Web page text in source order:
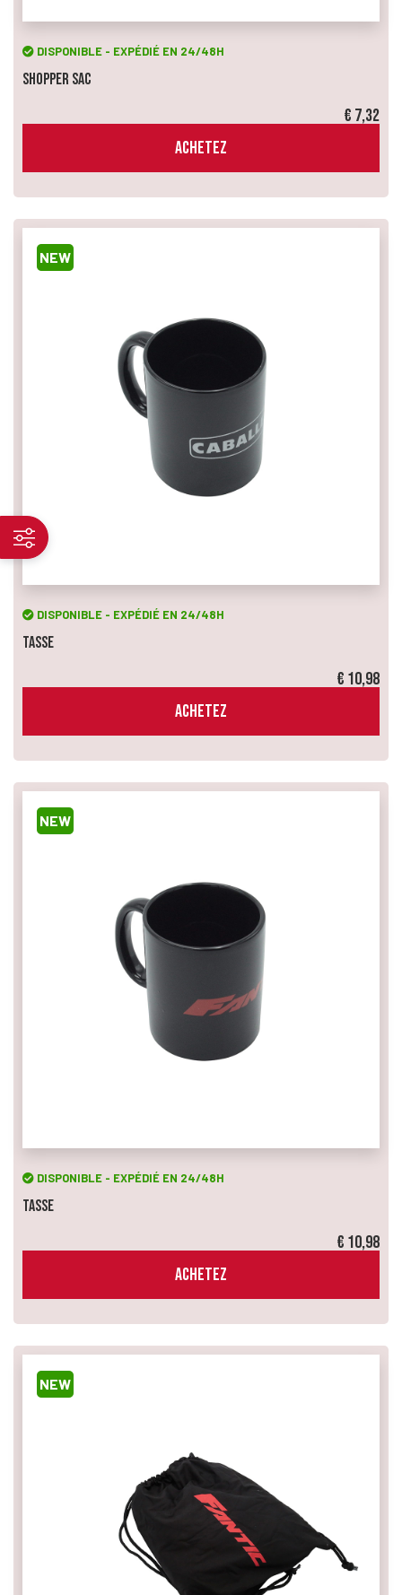
DISPONIBLE - EXPÉDIÉ EN 24/48H
Shopper Sac
€ 7,32
ACHETEZ
NEW
DISPONIBLE - EXPÉDIÉ EN 24/48H
Tasse
€ 10,98
ACHETEZ
NEW
DISPONIBLE - EXPÉDIÉ EN 24/48H
Tasse
€ 10,98
ACHETEZ
NEW